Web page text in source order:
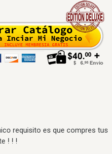
requisito es que compres tus
! ! !